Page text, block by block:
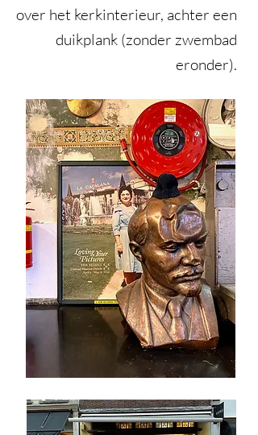
over het kerkinterieur, achter een
duikplank (zonder zwembad
eronder).